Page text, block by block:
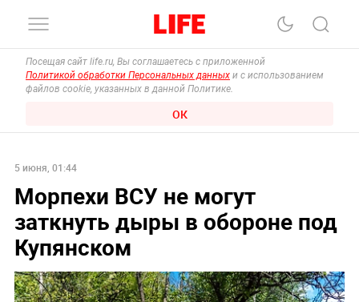
Посещая сайт life.ru, Вы соглашаетесь с приложенной
Политикой обработки Персональных данных и с использованием
файлов cookie, указанных в данной Политике.
ОК
5 июня, 01:44
Морпехи ВСУ не могут
заткнуть дыры в обороне под
Купянском